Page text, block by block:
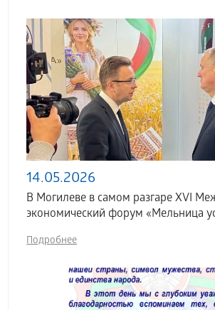
14.05.2026
В Могилеве в самом разгаре XVI
экономический форум «Мельница
Подробнее